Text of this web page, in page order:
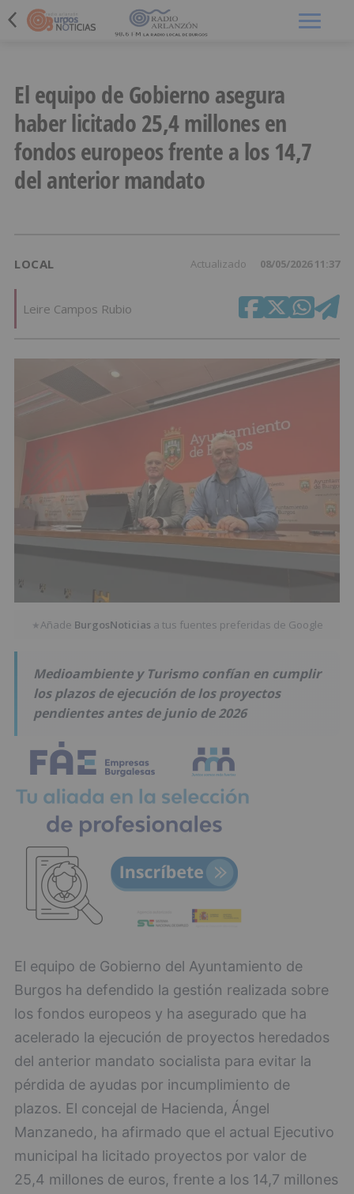
El equipo de Gobierno asegura
haber licitado 25,4 millones en
fondos europeos frente a los 14,7
del anterior mandato
LOCAL Actualizado 08/05/2026 11:37
Leire Campos Rubio
★Añade BurgosNoticias a tus fuentes preferidas de Google
Medioambiente y Turismo confían en cumplir
los plazos de ejecución de los proyectos
pendientes antes de junio de 2026
El equipo de Gobierno del Ayuntamiento de
Burgos ha defendido la gestión realizada sobre
los fondos europeos y ha asegurado que ha
acelerado la ejecución de proyectos heredados
del anterior mandato socialista para evitar la
pérdida de ayudas por incumplimiento de
plazos. El concejal de Hacienda, Ángel
Manzanedo, ha afirmado que el actual Ejecutivo
municipal ha licitado proyectos por valor de
25,4 millones de euros, frente a los 14,7 millones